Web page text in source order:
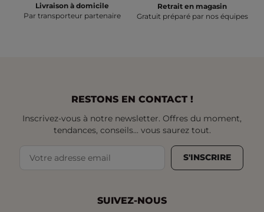
Livraison à domicile
Par transporteur partenaire
Retrait en magasin
Gratuit préparé par nos équipes
RESTONS EN CONTACT !
Inscrivez-vous à notre newsletter. Offres du moment,
tendances, conseils... vous saurez tout.
S'INSCRIRE
SUIVEZ-NOUS